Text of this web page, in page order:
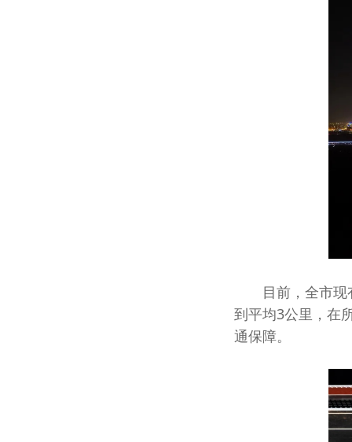
目前，全市现有
到平均3公里，在
通保障。